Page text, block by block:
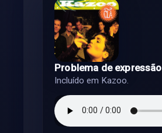
Problema de expressão
Incluído em Kazoo.